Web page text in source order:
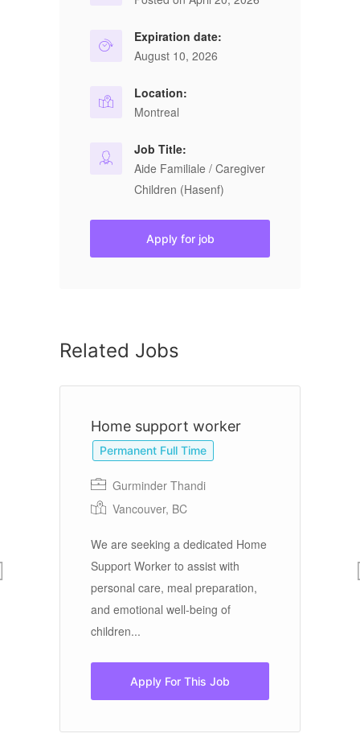
Expiration date:
August 10, 2026
Location:
Montreal
Job Title:
Aide Familiale / Caregiver
Children (Hasenf)
Apply for job
Related Jobs
Home support worker
Permanent Full Time
Gurminder Thandi
Vancouver, BC
We are seeking a dedicated Home
Support Worker to assist with
personal care, meal preparation,
and emotional well-being of
children...
Apply For This Job